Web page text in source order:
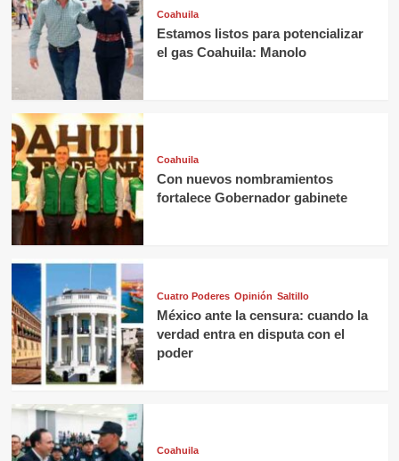
Coahuila
Estamos listos para potencializar
el gas Coahuila: Manolo
Coahuila
Con nuevos nombramientos
fortalece Gobernador gabinete
Cuatro Poderes Opinión Saltillo
México ante la censura: cuando la
verdad entra en disputa con el
poder
Coahuila